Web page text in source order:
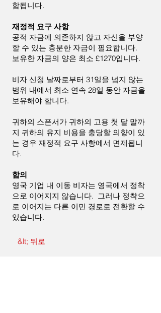
함됩니다.
재정적 요구 사항
공적 자금에 의존하지 않고 자신을 부양
할 수 있는 충분한 자금이 필요합니다.
보유한 자금의 양은 최소 £1270입니다.
비자 신청 날짜로부터 31일을 넘지 않는
범위 내에서 최소 연속 28일 동안 자금을
보유해야 합니다.
귀하의 스폰서가 귀하의 고용 첫 달 말까
지 귀하의 유지 비용을 충당할 의향이 있
는 경우 재정적 요구 사항에서 면제됩니
다.
합의
영국 기업 내 이동 비자는 영국에서 정착
으로 이어지지 않습니다. 그러나 정착으
로 이어지는 다른 이민 경로로 전환할 수
있습니다.
&lt; 뒤로